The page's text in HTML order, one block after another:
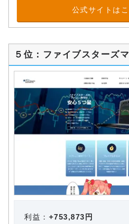
公式サイトは
５位：ファイブスターズ
利益： +753,873円